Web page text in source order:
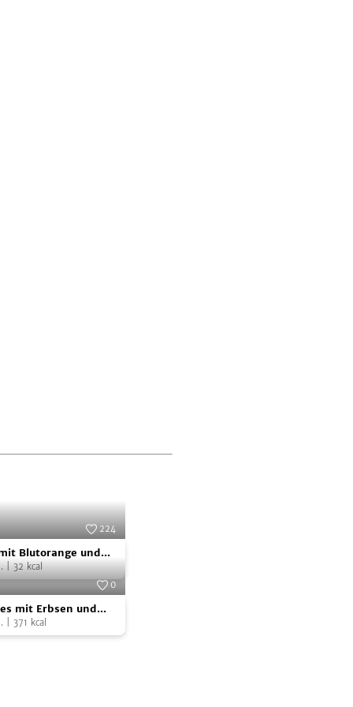
SevenCooks
224
Blutorange und
| 32kcal
Foto: SevenCooks
0
mit Erbsen und
371 kcal